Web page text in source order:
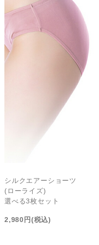
シルクエアーショーツ
(ローライズ)
選べる3枚セット
2,980円(税込)